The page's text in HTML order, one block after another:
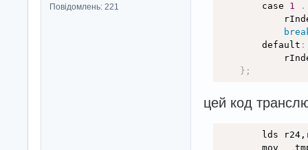
Повідомлень: 221
        case
1 .
        default
:
} ;
цей код
lds
mov